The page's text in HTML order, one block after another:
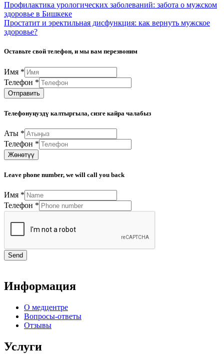
Профилактика урологических заболеваний: забота о мужском
здоровье в Бишкеке
Простатит и эректильная дисфункция: как вернуть мужское
здоровье?
Оставьте свой телефон, и мы вам перезвоним
Имя *
Телефон *
Отправить
Телефонуңуздү калтыргыла, сизге кайра чалабыз
Аты *
Телефон *
Жөнөтүү
Leave phone number, we will call you back
Имя *
Телефон *
Send
Информация
О медцентре
Вопросы-ответы
Отзывы
Услуги